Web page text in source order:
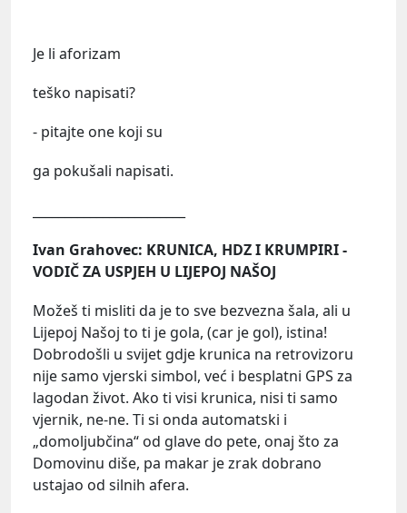
Je li aforizam
teško napisati?
- pitajte one koji su
ga pokušali napisati.
Ivan Grahovec: KRUNICA, HDZ I KRUMPIRI -
VODIČ ZA USPJEH U LIJEPOJ NAŠOJ
Možeš ti misliti da je to sve bezvezna šala, ali u
Lijepoj Našoj to ti je gola, (car je gol), istina!
Dobrodošli u svijet gdje krunica na retrovizoru
nije samo vjerski simbol, već i besplatni GPS za
lagodan život. Ako ti visi krunica, nisi ti samo
vjernik, ne-ne. Ti si onda automatski i
„domoljubčina“ od glave do pete, onaj što za
Domovinu diše, pa makar je zrak dobrano
ustajao od silnih afera.